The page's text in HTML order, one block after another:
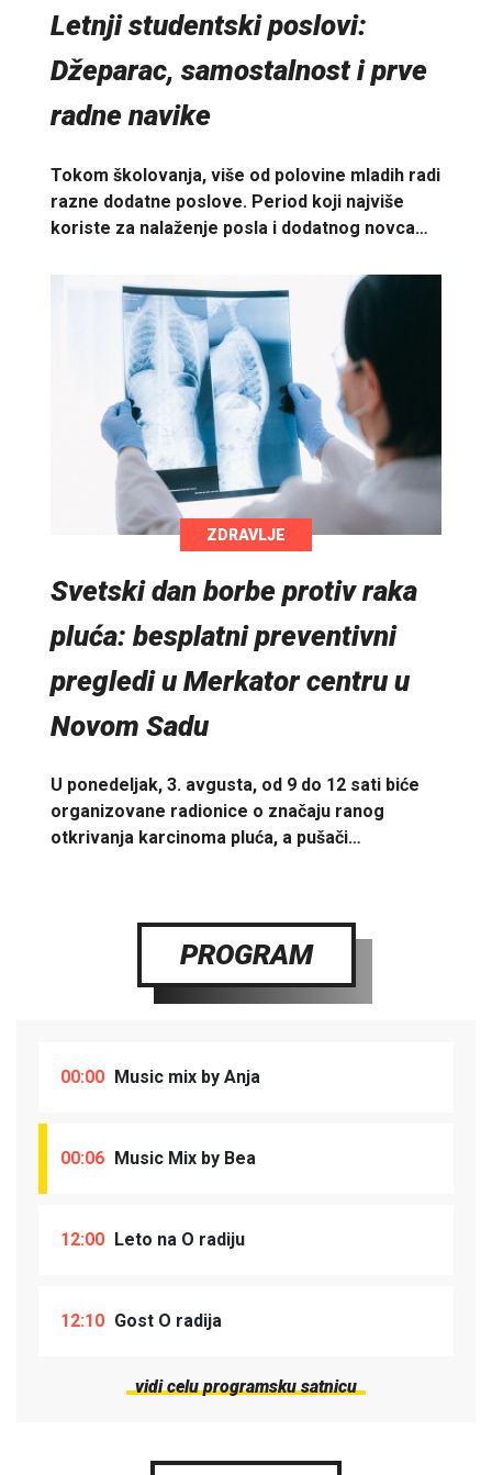
Letnji studentski poslovi:
Džeparac, samostalnost i prve
radne navike
Tokom školovanja, više od polovine mladih radi
razne dodatne poslove. Period koji najviše
koriste za nalaženje posla i dodatnog novca…
ZDRAVLJE
Svetski dan borbe protiv raka
pluća: besplatni preventivni
pregledi u Merkator centru u
Novom Sadu
U ponedeljak, 3. avgusta, od 9 do 12 sati biće
organizovane radionice o značaju ranog
otkrivanja karcinoma pluća, a pušači…
PROGRAM
00:00 Music mix by Anja
00:06 Music Mix by Bea
12:00 Leto na O radiju
12:10 Gost O radija
vidi celu programsku satnicu